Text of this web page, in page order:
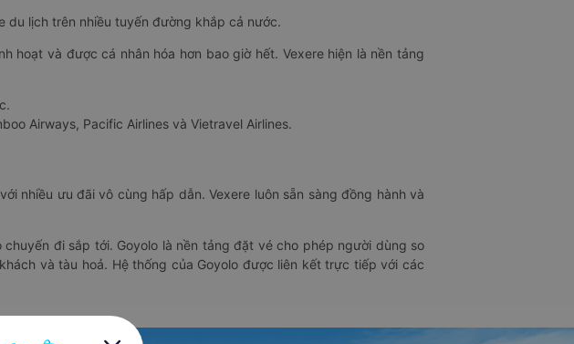
du lịch trên nhiều tuyến đường khắp cả nước.
hoạt và được cá nhân hóa hơn bao giờ hết. Vexere hiện là nền tảng
Airways, Pacific Airlines và Vietravel Airlines.
nhiều ưu đãi vô cùng hấp dẫn. Vexere luôn sẵn sàng đồng hành và
chuyến đi sắp tới. Goyolo là nền tảng đặt vé cho phép người dùng so
và tàu hoả. Hệ thống của Goyolo được liên kết trực tiếp với các